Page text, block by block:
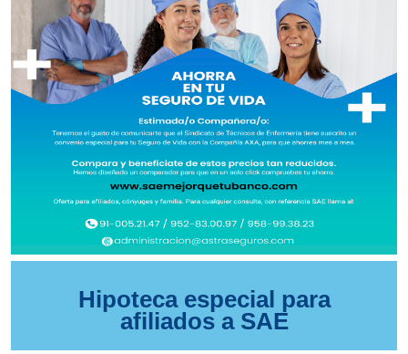
Hipoteca especial para
afiliados a SAE